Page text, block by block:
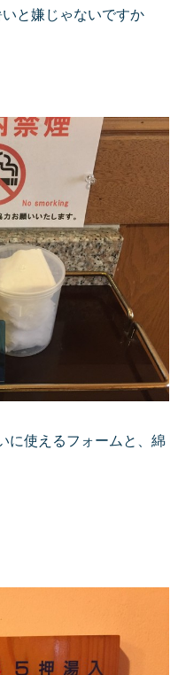
と嫌じゃないですか
に使えるフォームと、綿